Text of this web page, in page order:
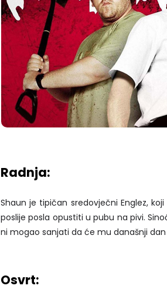
Radnja:
Shaun je tipičan sredovječni Englez,
poslije posla opustiti u pubu na pivi.
ni mogao sanjati da će mu današnji
Osvrt: